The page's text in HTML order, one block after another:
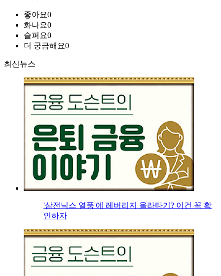
좋아요0
화나요0
슬퍼요0
더 궁금해요0
최신뉴스
'삼전닉스 열풍'에 레버리지 올라타기? 이건 꼭 확
인하자